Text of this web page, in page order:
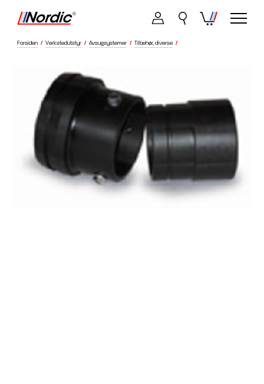
Forsiden / Verkstedutstyr / Avsugsystemer / Tilbehør, diverse /